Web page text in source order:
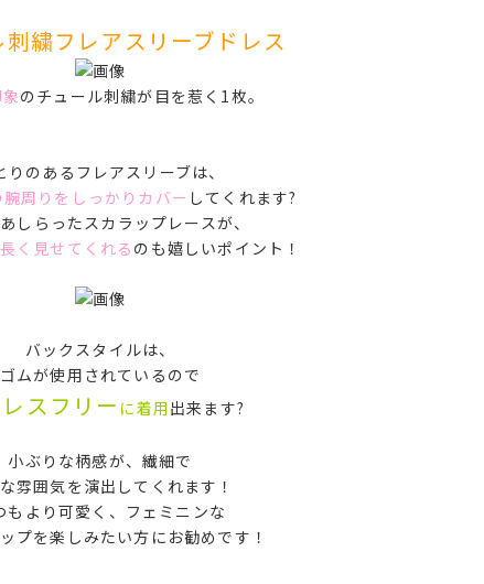
繍フレアスリーブドレス
のチュール刺繍が目を惹く1枚。
りのあるフレアスリーブは、
腕周りをしっかりカバー してくれます?
しらったスカラップレースが、
く見せてくれる のも嬉しいポイント！
バックスタイルは、
ゴムが使用されているので
スフリー に着用出来ます?
小ぶりな柄感が、繊細で
雰囲気を演出してくれます！
もより可愛く、フェミニンな
プを楽しみたい方にお勧めです！